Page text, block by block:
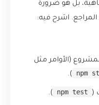
بل هو ضرورة
اشرح فيه:
(الأوامر مثل
npm
).
(
npm test
).